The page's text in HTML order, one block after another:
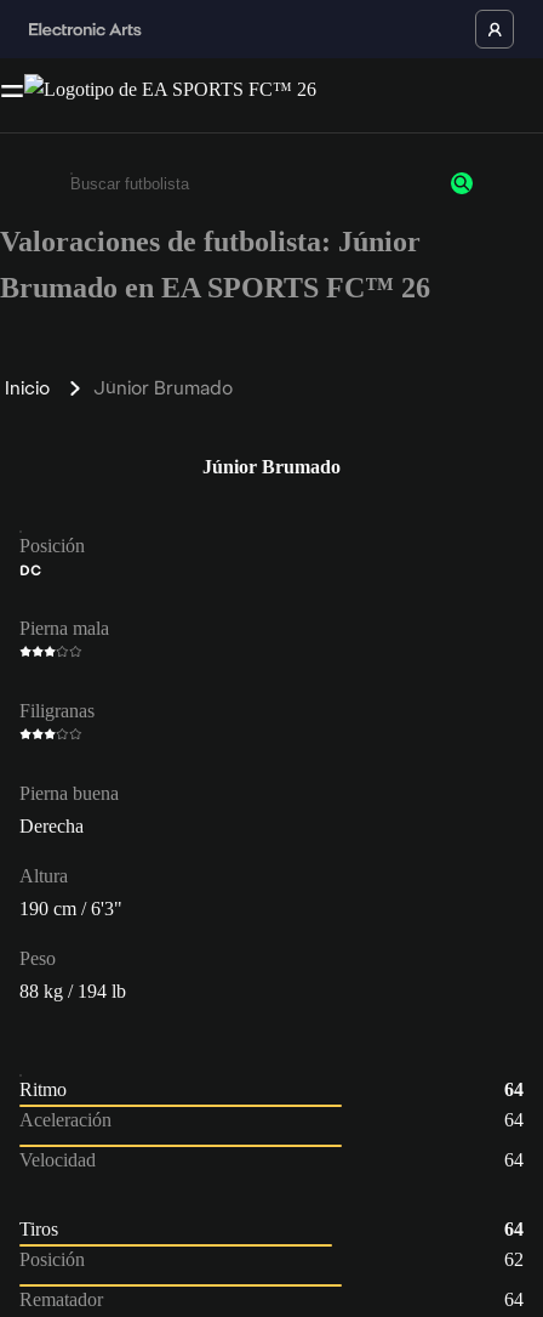
Escribe un mínimo de 3 caracteres o números.
Valoraciones de futbolista: Júnior
Brumado en EA SPORTS FC™ 26
Inicio Júnior Brumado
Júnior Brumado
Posición
DC
Pierna mala
Filigranas
Pierna buena
Derecha
Altura
190 cm / 6'3"
Peso
88 kg / 194 lb
Ritmo
64
Aceleración
64
Velocidad
64
Tiros
64
Posición
62
Rematador
64